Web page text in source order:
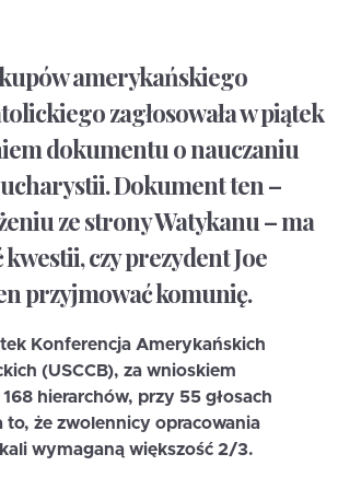
amerykańskiego
zagłosowała w piątek
dokumentu o nauczaniu
Dokument ten –
ze strony Watykanu – ma
czy prezydent Joe
przyjmować komunię.
Konferencja Amerykańskich
(USCCB), za wnioskiem
hierarchów, przy 55 głosach
to, że zwolennicy opracowania
wymaganą większość 2/3.